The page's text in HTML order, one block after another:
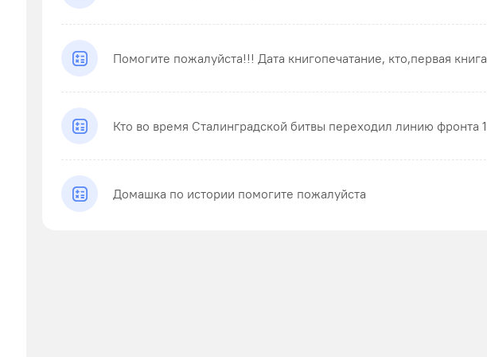
Помогите пожалуйста!!! Дата книгопечатание, кто,первая книга
Кто во время Сталинградской битвы переходил линию фронта
Домашка по истории помогите пожалуйста